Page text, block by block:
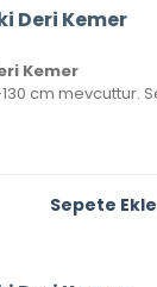
Deri Kemer
Kemer
Sepete Ekle